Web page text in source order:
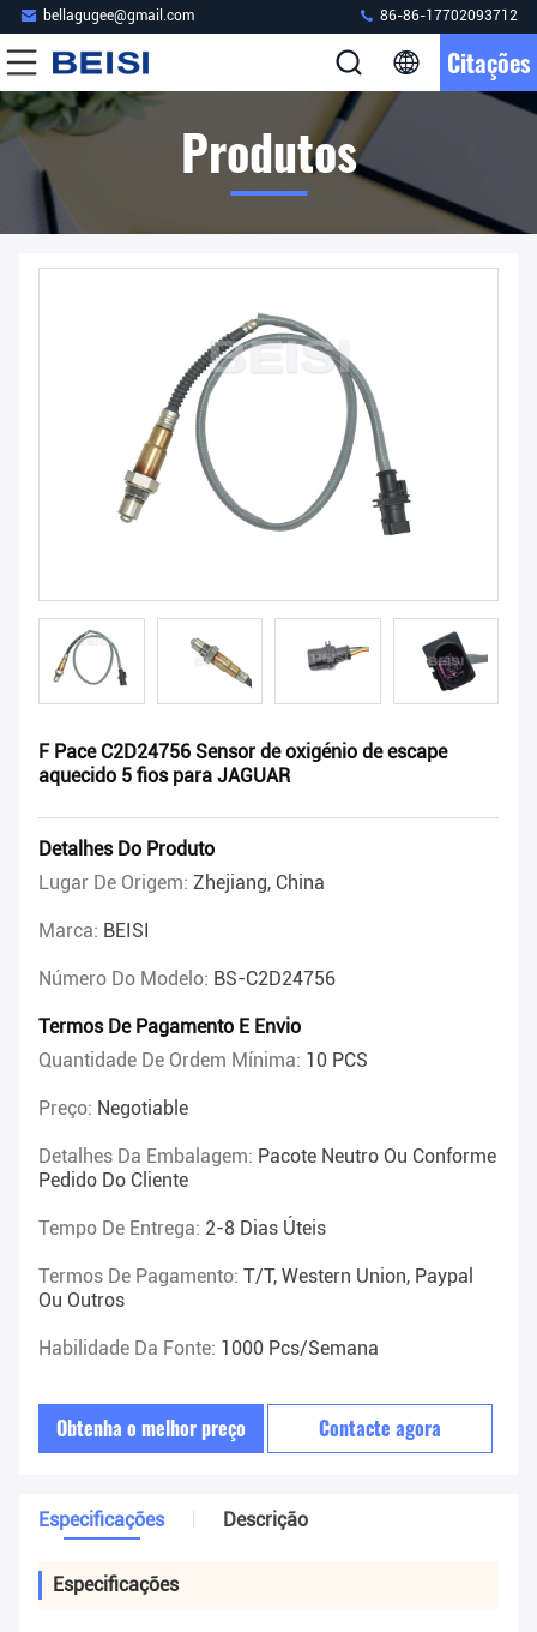
bellagugee@gmail.com 86-86-17702093712
Citações
Produtos
F Pace C2D24756 Sensor de oxigénio de escape
aquecido 5 fios para JAGUAR
Detalhes Do Produto
Lugar De Origem: Zhejiang, China
Marca: BEISI
Número Do Modelo: BS-C2D24756
Termos De Pagamento E Envio
Quantidade De Ordem Mínima: 10 PCS
Preço: Negotiable
Detalhes Da Embalagem: Pacote Neutro Ou Conforme
Pedido Do Cliente
Tempo De Entrega: 2-8 Dias Úteis
Termos De Pagamento: T/T, Western Union, Paypal
Ou Outros
Habilidade Da Fonte: 1000 Pcs/semana
Obtenha o melhor preço Contacte agora
Especificações Descrição
Especificações